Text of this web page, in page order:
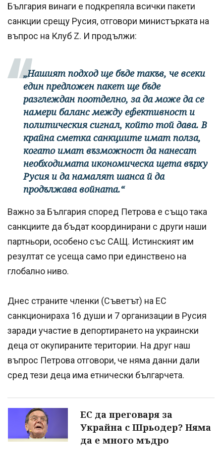
България винаги е подкрепяла всички пакети
санкции срещу Русия, отговори министърката на
въпрос на Клуб Z. И продължи:
„Нашият подход ще бъде такъв, че всеки
един предложен пакет ще бъде
разглеждан поотделно, за да може да се
намери баланс между ефективност и
политическия сигнал, който той дава. В
крайна сметка санкциите имат полза,
когато имат възможност да нанесат
необходимата икономическа щета върху
Русия и да намалят шанса й да
продължава войната.“
Важно за България според Петрова е също така
санкциите да бъдат координирани с други наши
партньори, особено със САЩ. Истинският им
резултат се усеща само при единствено на
глобално ниво.
Днес страните членки (Съветът) на ЕС
санкционираха 16 души и 7 организации в Русия
заради участие в депортирането на украински
деца от окупираните територии. На друг наш
въпрос Петрова отговори, че няма данни дали
сред тези деца има етнически българчета.
ЕС да преговаря за
Украйна с Шрьодер? Няма
да е много мъдро